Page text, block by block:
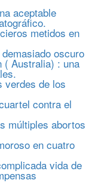
aceptable
metidos en
oscuro
( Australia) : una
verdes de los
contra el
múltiples abortos
en cuatro
vida de